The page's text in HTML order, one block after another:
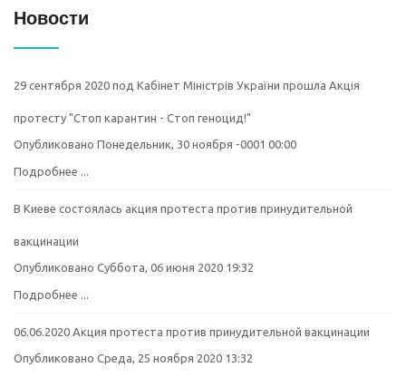
Новости
29 сентября 2020 под Кабінет Міністрів України прошла Акція
протесту "Стоп карантин - Стоп геноцид!"
Опубликовано Понедельник, 30 ноября -0001 00:00
Подробнее ...
В Киеве состоялась акция протеста против принудительной
вакцинации
Опубликовано Суббота, 06 июня 2020 19:32
Подробнее ...
06.06.2020 Акция протеста против принудительной вакцинации
Опубликовано Среда, 25 ноября 2020 13:32